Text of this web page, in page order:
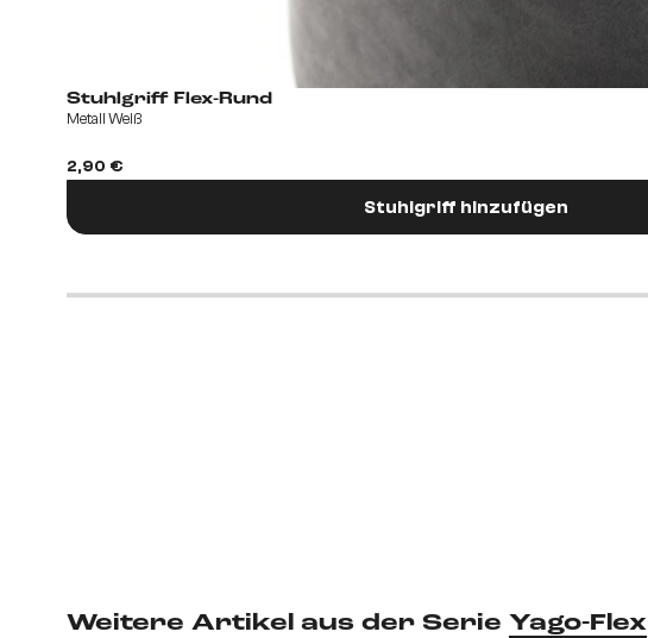
Stuhlgriff Flex-Rund
Metall Weiß
2,90 €
Stuhlgriff hinzufügen
Weitere Artikel aus der Serie Yago-Flex